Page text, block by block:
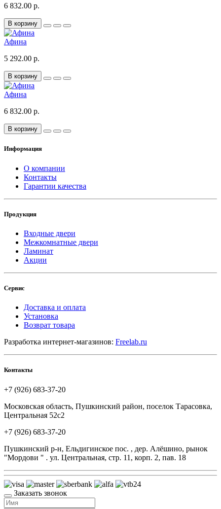
6 832.00 р.
В корзину
Афина
5 292.00 р.
В корзину
Афина
6 832.00 р.
В корзину
Информация
О компании
Контакты
Гарантии качества
Продукция
Входные двери
Межкомнатные двери
Ламинат
Акции
Сервис
Доставка и оплата
Установка
Возврат товара
Разработка интернет-магазинов: Freelab.ru
Контакты
+7 (926) 683-37-20
Московская область, Пушкинский район, поселок Тарасовка,
Центральная 52с2
+7 (926) 683-37-20
Пушкинский р-н, Ельдигинское пос. , дер. Алёшино, рынок
"Мордови " . ул. Центральная, стр. 11, корп. 2, пав. 18
Заказать звонок